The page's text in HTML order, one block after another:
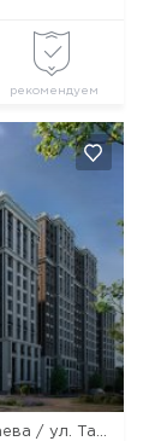
рекомендуем
г. Алматы, ул. Розыбакиева / ул. Ескараева / ул. Тажибаевой